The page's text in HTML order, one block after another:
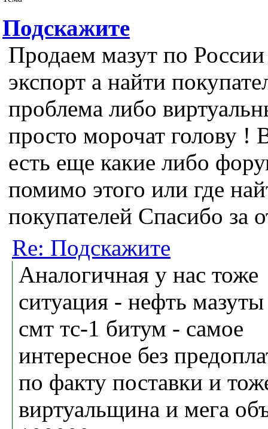
Подскажите
Продаем мазут по
экспорт а найти
проблема либо
просто морочат голову !
есть еще какие либо
помимо этого или где
покупателей Спасибо за
Re: Подскажите
Аналогичная у нас тоже
ситуация - нефть мазуты
смт тс-1 битум - самое
интересное без
по факту поставки и
виртуальщина и мега